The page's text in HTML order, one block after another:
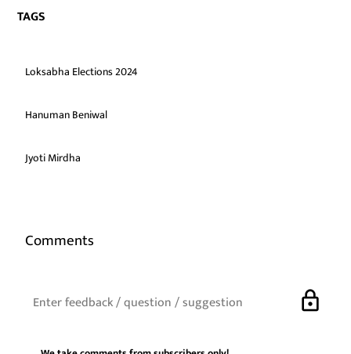
TAGS
Loksabha Elections 2024
Hanuman Beniwal
Jyoti Mirdha
Comments
lock